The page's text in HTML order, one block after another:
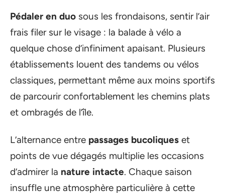
Pédaler en duo sous les frondaisons, sentir l’air
frais filer sur le visage : la balade à vélo a
quelque chose d’infiniment apaisant. Plusieurs
établissements louent des tandems ou vélos
classiques, permettant même aux moins sportifs
de parcourir confortablement les chemins plats
et ombragés de l’île.
L’alternance entre passages bucoliques et
points de vue dégagés multiplie les occasions
d’admirer la nature intacte. Chaque saison
insuffle une atmosphère particulière à cette